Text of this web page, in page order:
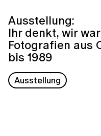
Ausstellung:
Ihr denkt, wir
Fotografien aus
bis 1989
Ausstellung